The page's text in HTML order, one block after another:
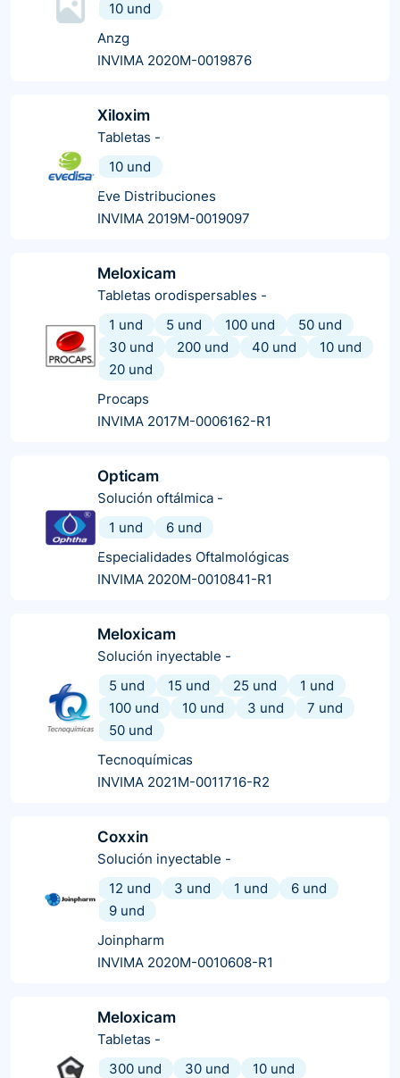
10 und
Anzg
INVIMA 2020M-0019876
Xiloxim
Tabletas -
10 und
Eve Distribuciones
INVIMA 2019M-0019097
Meloxicam
Tabletas orodispersables -
1 und
5 und 100 und
50 und
30 und
200 und 40 und
10 und
20 und
Procaps
INVIMA 2017M-0006162-R1
Opticam
Solución oftálmica -
1 und
6 und
Especialidades Oftalmológicas
INVIMA 2020M-0010841-R1
Meloxicam
Solución inyectable -
5 und
15 und 25 und
1 und
100 und
10 und 3 und
7 und
50 und
Tecnoquímicas
INVIMA 2021M-0011716-R2
Coxxin
Solución inyectable -
12 und
3 und 1 und
6 und
9 und
Joinpharm
INVIMA 2020M-0010608-R1
Meloxicam
Tabletas -
300 und
30 und
10 und